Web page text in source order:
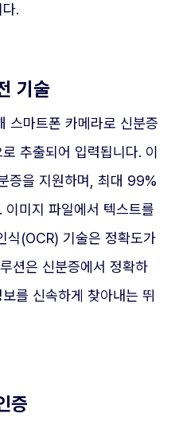
.
기술
스마트폰 카메라로 신분증
추출되어 입력됩니다. 이
증을 지원하며, 최대 99%
미지 파일에서 텍스트를
식(OCR) 기술은 정확도가
션은 신분증에서 정확하
를 신속하게 찾아내는 뛰
증